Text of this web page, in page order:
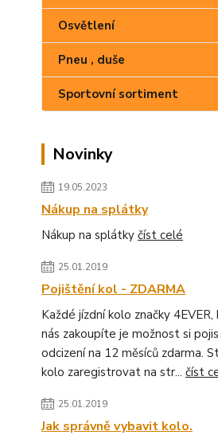
Osvětlení
Pneu , duše
Sportovní sortiment
Novinky
19.05.2023
Nákup na splátky
Nákup na splátky číst celé
25.01.2019
Pojištění kol - ZDARMA
Každé jízdní kolo značky
nás zakoupíte je možnost si
odcizení na 12 měsíců zdarma.
kolo zaregistrovat na str... číst
25.01.2019
Jak správně vybavit kolo.